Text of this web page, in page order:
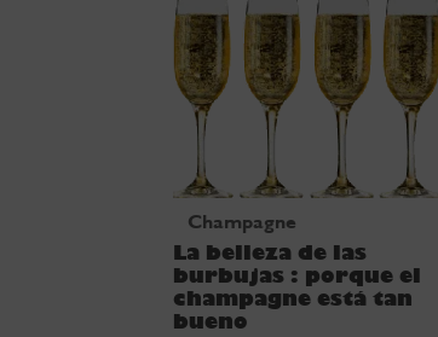
Champagne
La belleza de las
burbujas : porque el
champagne está tan
bueno